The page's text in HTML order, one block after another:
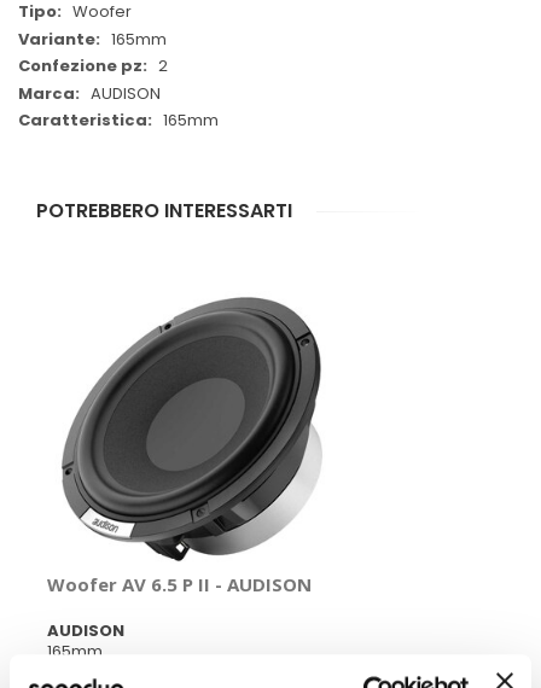
Woofer
165mm
2
AUDISON
165mm
POTREBBERO INTERESSARTI
Woofer AV 6.5 P II - AUDISON
AUDISON
165mm